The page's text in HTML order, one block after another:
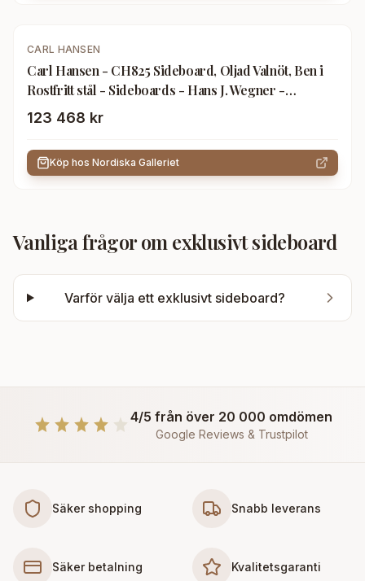
CARL HANSEN
Carl Hansen - CH825 Sideboard, Oljad Valnöt, Ben i
Rostfritt stål - Sideboards - Hans J. Wegner -
Träfärgad - Metall/Trä
123 468 kr
Köp hos Nordiska Galleriet
Vanliga frågor om exklusivt sideboard
Varför välja ett exklusivt sideboard?
4/5 från över 20 000 omdömen
Google Reviews & Trustpilot
Säker shopping Snabb leverans
Säker betalning Kvalitetsgaranti